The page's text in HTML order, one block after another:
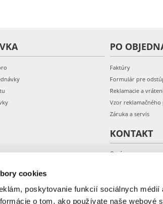
cookies
poskytovanie funkcií sociálnych
o tom, ako používate naše webové
PO
Faktúry
Formulár pre
Reklamacie a
Vzor
Záruka a servis
KONTAKT
O nás